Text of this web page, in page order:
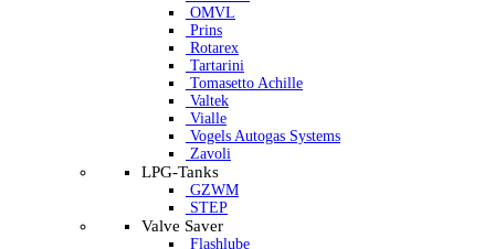
OMVL
Prins
Rotarex
Tartarini
Tomasetto Achille
Valtek
Vialle
Vogels Autogas Systems
Zavoli
LPG-Tanks
GZWM
STEP
Valve Saver
Flashlube